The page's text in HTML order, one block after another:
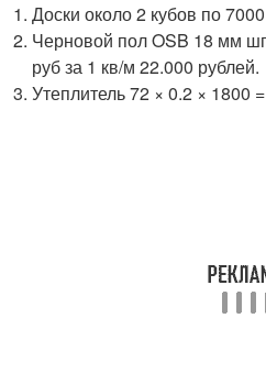
Доски около 2 кубов по
Черновой пол OSB 18 мм
руб за 1 кв/м 22.000 рублей.
Утеплитель 72 × 0.2 × 1800